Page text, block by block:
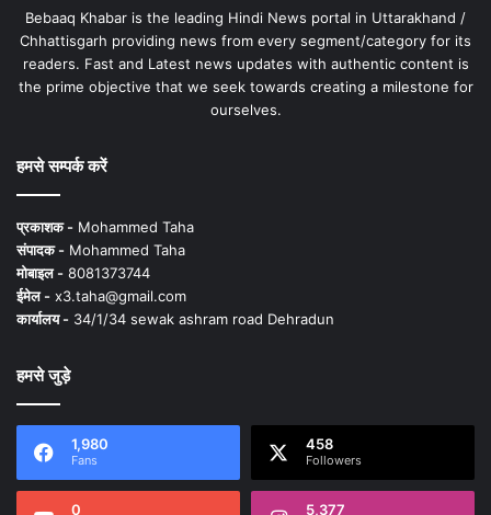
Bebaaq Khabar is the leading Hindi News portal in Uttarakhand /
Chhattisgarh providing news from every segment/category for its
readers. Fast and Latest news updates with authentic content is
the prime objective that we seek towards creating a milestone for
ourselves.
हमसे सम्पर्क करें
प्रकाशक - Mohammed Taha
संपादक - Mohammed Taha
मोबाइल - 8081373744
ईमेल - x3.taha@gmail.com
कार्यालय - 34/1/34 sewak ashram road Dehradun
हमसे जुड़े
1,980
Fans
458
Followers
0 5,377